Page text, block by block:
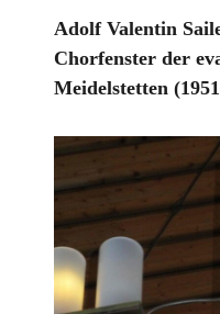
Adolf Valentin
Chorfenster der
Meidelstetten